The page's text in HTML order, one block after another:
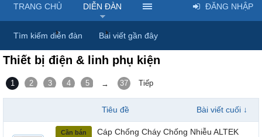
Trang chủ Diễn đàn Điện tử - Điện lạnh - Điện máy
Thiết bị điện & linh phụ kiện
1 2 3 4 5 6
→ 37 Tiếp
Tiêu đề Bài viết cuối ↓
Cần bán
Cáp Chống Cháy Chống Nhiễu ALTEK
TRANG CHỦ DIỄN ĐÀN
Tìm kiếm diễn đàn Bài viết gần đây
ĐĂNG NHẬP